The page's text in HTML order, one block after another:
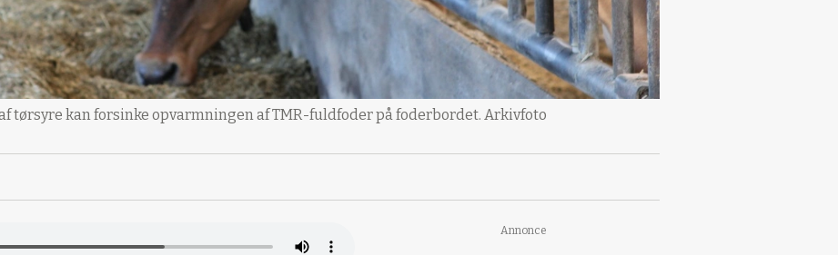
tørsyre kan forsinke opvarmningen af TMR-fuldfoder på foderbordet. Arkivfoto
Annonce